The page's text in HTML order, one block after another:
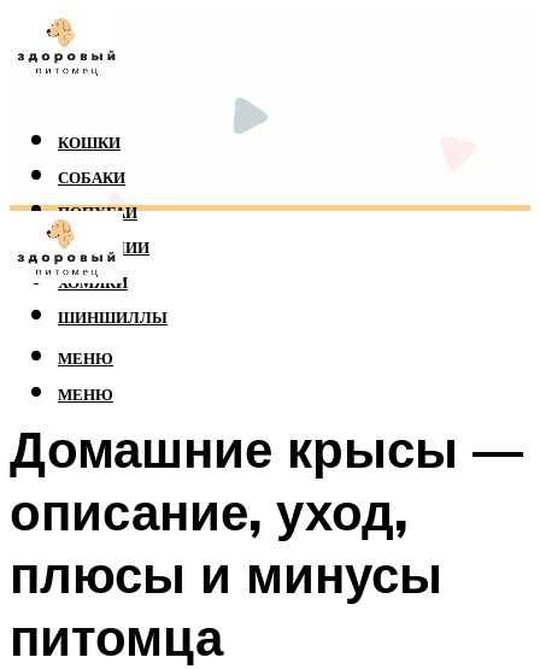
КОШКИ
СОБАКИ
ПОПУГАИ
РЕПТИЛИИ
ХОМЯКИ
ШИНШИЛЛЫ
МЕНЮ
МЕНЮ
Домашние крысы —
описание, уход,
плюсы и минусы
питомца